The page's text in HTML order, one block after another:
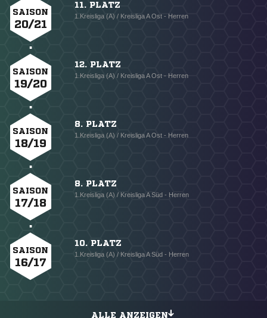
SAISON
20/21
11. PLATZ
1.Kreisliga (A) / Kreisliga A Ost - Herren
SAISON
19/20
12. PLATZ
1.Kreisliga (A) / Kreisliga A Ost - Herren
SAISON
18/19
8. PLATZ
1.Kreisliga (A) / Kreisliga A Ost - Herren
SAISON
17/18
8. PLATZ
1.Kreisliga (A) / Kreisliga A Süd - Herren
SAISON
16/17
10. PLATZ
1.Kreisliga (A) / Kreisliga A Süd - Herren
ALLE ANZEIGEN